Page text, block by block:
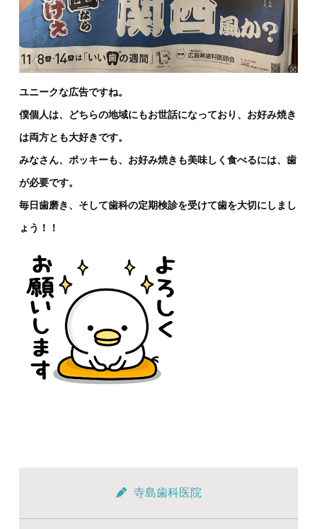
ユニークな広告ですね。
僕個人は、どちらの地域にもお世話になっており、お好み焼き
は両方とも大好きです。
みなさん、ポッキーも、お好み焼きも美味しく食べるには、歯
が必要です。
毎日歯磨き、そして歯科の定期検診を受けて歯を大切にしまし
ょう！！
寺島歯科医院